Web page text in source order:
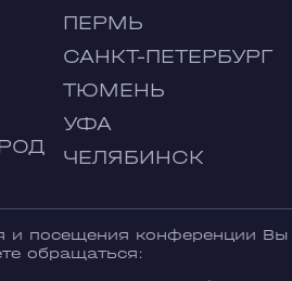
ПЕРМЬ
САНКТ-ПЕТЕРБУРГ
ТЮМЕНЬ
УФА
ЧЕЛЯБИНСК
и посещения конференции Вы
обращаться: